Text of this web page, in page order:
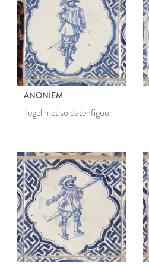
ANONIEM
Tegel met soldatenfiguur